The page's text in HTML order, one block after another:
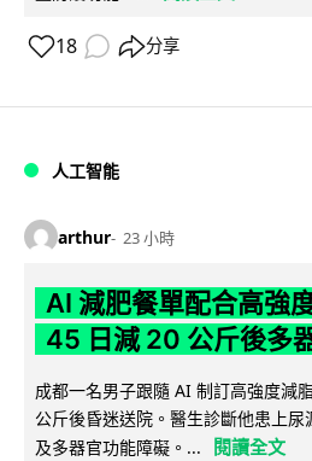
18 分享
人工智能
arthur 23 小時
AI 減肥餐單配合高強
45 日減 20 公斤後多
成都一名男子跟隨 AI 制訂高強度減
公斤後昏迷送院。醫生診斷他患上
及多器官功能障礙。...
閱讀全文